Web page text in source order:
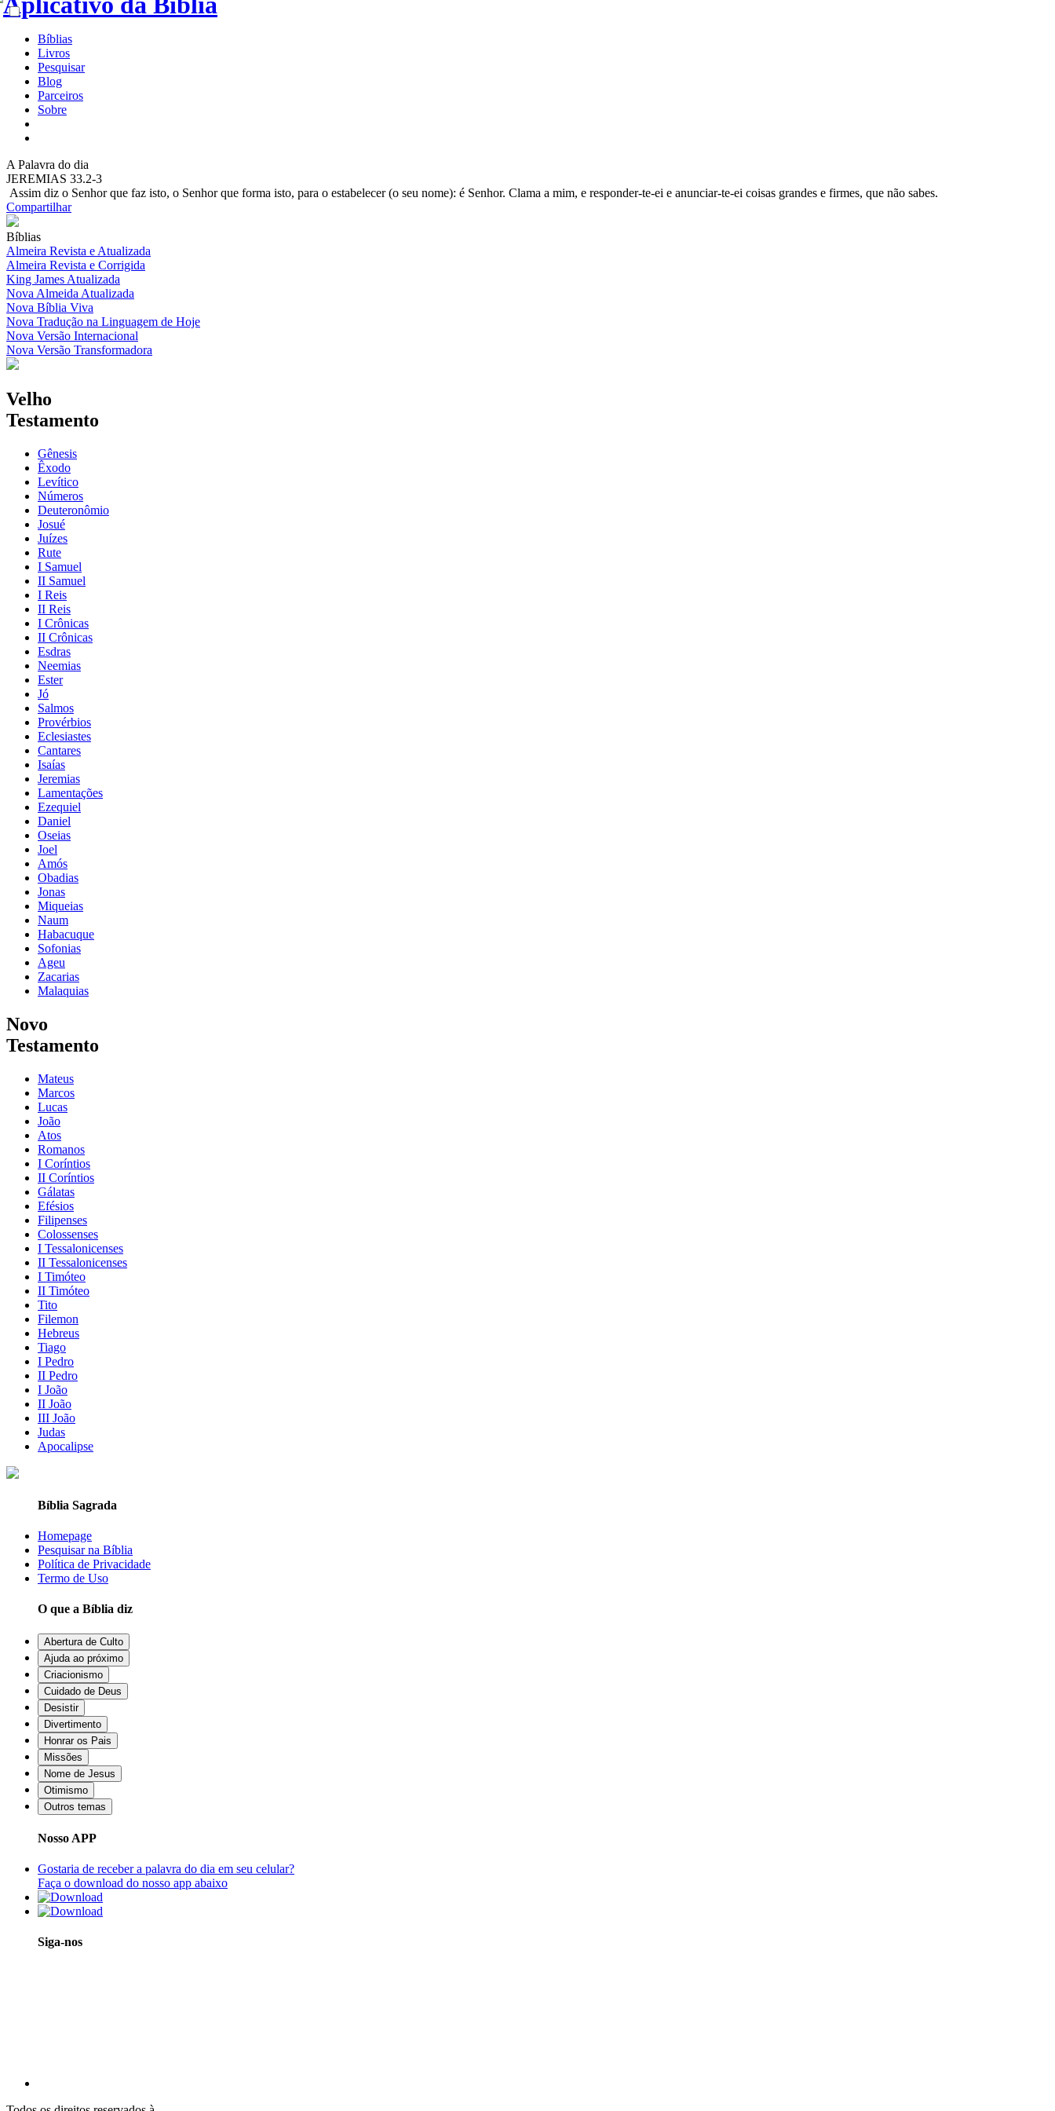
Bíblias
Livros
Pesquisar
Blog
Parceiros
Sobre
A Palavra do dia
JEREMIAS 33.2-3
Assim diz o Senhor que faz isto, o Senhor que forma isto, para o estabelecer (o seu nome): é Senhor. Clama a mim, e responder-te-ei e anunciar-te-ei coisas grandes e firmes, que não sabes.
Compartilhar
Bíblias
Almeira Revista e Atualizada
Almeira Revista e Corrigida
King James Atualizada
Nova Almeida Atualizada
Nova Bíblia Viva
Nova Tradução na Linguagem de Hoje
Nova Versão Internacional
Nova Versão Transformadora
Velho
Testamento
Gênesis
Êxodo
Levítico
Números
Deuteronômio
Josué
Juízes
Rute
I Samuel
II Samuel
I Reis
II Reis
I Crônicas
II Crônicas
Esdras
Neemias
Ester
Jó
Salmos
Provérbios
Eclesiastes
Cantares
Isaías
Jeremias
Lamentações
Ezequiel
Daniel
Oseias
Joel
Amós
Obadias
Jonas
Miqueias
Naum
Habacuque
Sofonias
Ageu
Zacarias
Malaquias
Novo
Testamento
Mateus
Marcos
Lucas
João
Atos
Romanos
I Coríntios
II Coríntios
Gálatas
Efésios
Filipenses
Colossenses
I Tessalonicenses
II Tessalonicenses
I Timóteo
II Timóteo
Tito
Filemon
Hebreus
Tiago
I Pedro
II Pedro
I João
II João
III João
Judas
Apocalipse
Bíblia Sagrada
Homepage
Pesquisar na Bíblia
Política de Privacidade
Termo de Uso
O que a Bíblia diz
Abertura de Culto
Ajuda ao próximo
Criacionismo
Cuidado de Deus
Desistir
Divertimento
Honrar os Pais
Missões
Nome de Jesus
Otimismo
Outros temas
Nosso APP
Gostaria de receber a palavra do dia em seu celular?
Faça o download do nosso app abaixo
Siga-nos